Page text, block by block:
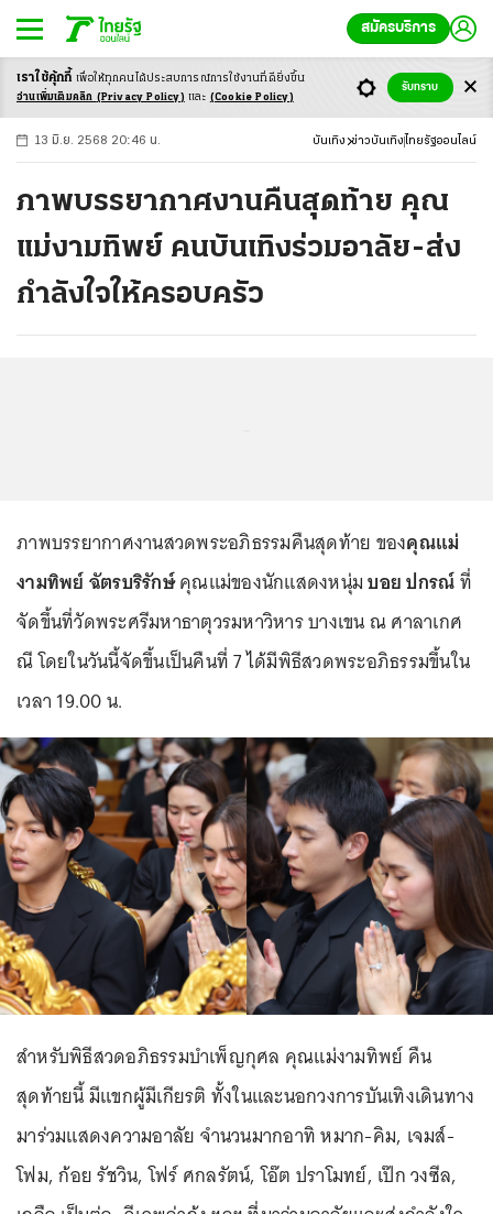
สมัครบริการ
-ก ก ก+
13 มิ.ย. 2568 20:46 น. บันเทิง ข่าวบันเทิง ไทยรัฐออนไลน์
ภาพบรรยากาศงานคืนสุดท้าย คุณ
แม่งามทิพย์ คนบันเทิงร่วมอาลัย-ส่ง
กำลังใจให้ครอบครัว
ภาพบรรยากาศงานสวดพระอภิธรรมคืนสุดท้าย ของคุณแม่
งามทิพย์ ฉัตรบริรักษ์คุณแม่ของนักแสดงหนุ่มบอย ปกรณ์ที่
จัดขึ้นที่วัดพระศรีมหาธาตุวรมหาวิหาร บางเขน ณ ศาลาเกศ
ณี โดยในวันนี้จัดขึ้นเป็นคืนที่ 7 ได้มีพิธีสวดพระอภิธรรมขึ้นใน
เวลา 19.00 น.
สำหรับพิธีสวดอภิธรรมบำเพ็ญกุศล คุณแม่งามทิพย์ คืน
สุดท้ายนี้ มีแขกผู้มีเกียรติ ทั้งในและนอกวงการบันเทิงเดินทาง
มาร่วมแสดงความอาลัย จำนวนมากอาทิ หมาก-คิม, เจมส์-
โฟม, ก้อย รัชวิน, โฟร์ ศกลรัตน์, โอ๊ต ปราโมทย์, เป๊ก วงซีล,
เราใช้คุ้กกี้ เพื่อให้ทุกคนได้ประสบการณ์การใช้งานที่ดียิ่งขึ้น
อ่านเพิ่มเติมคลิก (Privacy Policy) และ (Cookie Policy)
รับทราบ